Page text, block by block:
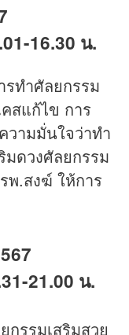
16.30 น.
รทำศัลยกรรม
สแก้ไข การ
วามมั่นใจว่าทำ
ดวงศัลยกรรม
พ.สงฆ์ ให้การ
21.00 น.
กรรมเสริมสวย